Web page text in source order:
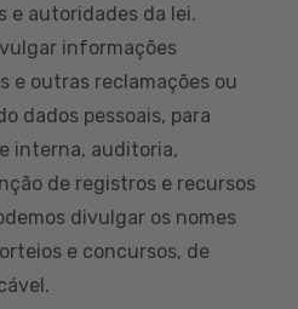
e autoridades da lei.
informações
e outras reclamações ou
dados pessoais, para
interna, auditoria,
de registros e recursos
divulgar os nomes
e concursos, de